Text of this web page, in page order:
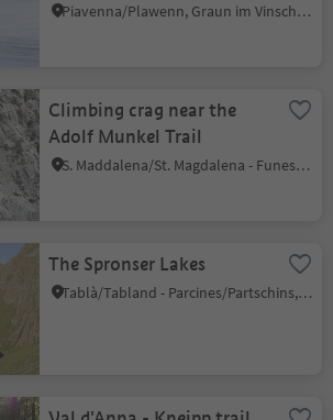
Piavenna/Plawenn, Graun im Vinschgau/Curon Venosta, Vinschgau/Val Venosta
Climbing crag near the
Adolf Munkel Trail
S. Maddalena/St. Magdalena - Funes/Villnöss, Villnöss/Funes, Dolomites Region Lüsen Villnöss
The Spronser Lakes
Tablà/Tabland - Parcines/Partschins, Tirol/Tirolo, Meran/Merano and environs